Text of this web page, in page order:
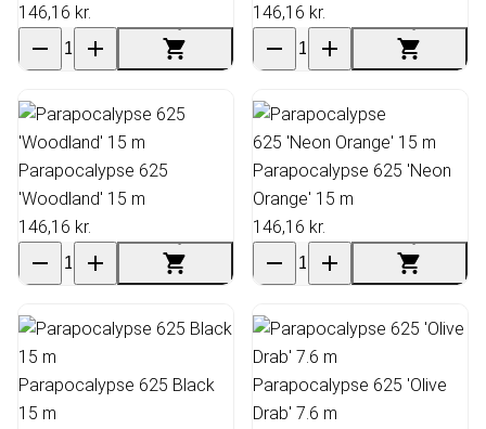
146,16 kr.
146,16 kr.
Parapocalypse 625
'Woodland' 15 m
146,16 kr.
Parapocalypse 625 'Neon
Orange' 15 m
146,16 kr.
Parapocalypse 625 Black
15 m
Parapocalypse 625 'Olive
Drab' 7.6 m